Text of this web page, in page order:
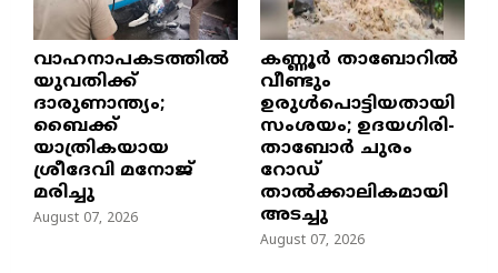
വാഹനാപകടത്തിൽ
യുവതിക്ക്
ദാരുണാന്ത്യം;
ബൈക്ക്
യാത്രികയായ
ശ്രീദേവി മനോജ്
മരിച്ചു
August 07, 2026
കണ്ണൂർ താബോറിൽ
വീണ്ടും
ഉരുൾപൊട്ടിയതായി
സംശയം; ഉദയഗിരി-
താബോർ ചുരം
റോഡ്
താൽക്കാലികമായി
അടച്ചു
August 07, 2026